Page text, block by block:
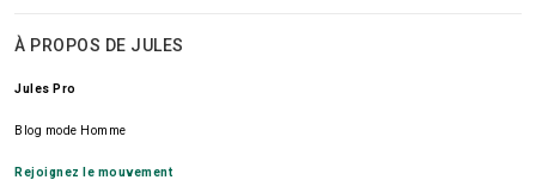
À PROPOS DE JULES
Jules Pro
Blog mode Homme
Rejoignez le mouvement